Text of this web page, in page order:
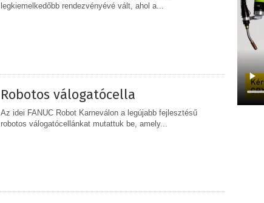
legkiemelkedőbb rendezvényévé vált, ahol a...
Robotos válogatócella
Az idei FANUC Robot Karneválon a legújabb fejlesztésű
robotos válogatócellánkat mutattuk be, amely...